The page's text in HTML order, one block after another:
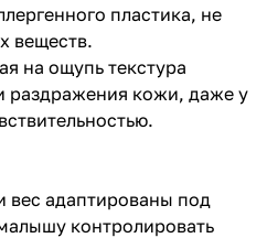
пластика, не
веществ.
на ощупь текстура
раздражения кожи, даже у
вес адаптированы под
контролировать